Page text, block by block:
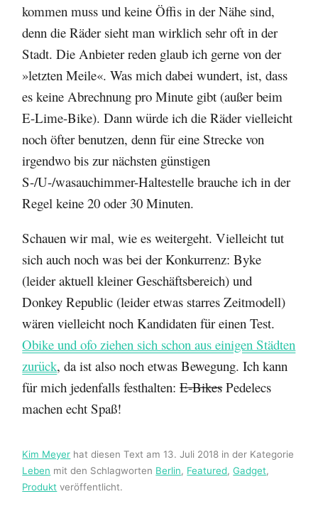
kommen muss und keine Öffis in der Nähe sind,
denn die Räder sieht man wirklich sehr oft in der
Stadt. Die Anbieter reden glaub ich gerne von der
»letzten Meile«. Was mich dabei wundert, ist, dass
es keine Abrechnung pro Minute gibt (außer beim
E-Lime-Bike). Dann würde ich die Räder vielleicht
noch öfter benutzen, denn für eine Strecke von
irgendwo bis zur nächsten günstigen
S-/U-/wasauchimmer-Haltestelle brauche ich in der
Regel keine 20 oder 30 Minuten.
Schauen wir mal, wie es weitergeht. Vielleicht tut
sich auch noch was bei der Konkurrenz: Byke
(leider aktuell kleiner Geschäftsbereich) und
Donkey Republic (leider etwas starres Zeitmodell)
wären vielleicht noch Kandidaten für einen Test.
Obike und ofo ziehen sich schon aus einigen Städten
zurück, da ist also noch etwas Bewegung. Ich kann
für mich jedenfalls festhalten:E-BikesPedelecs
machen echt Spaß!
Kim Meyer hat diesen Text am13. Juli 2018 in der Kategorie
Leben mit den Schlagworten Berlin, Featured,Gadget,
Produkt veröffentlicht.